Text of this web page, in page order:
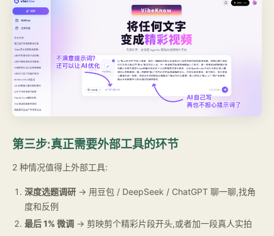
第三步:真正需要外部工具的环节
2 种情况值得上外部工具:
深度选题调研 → 用豆包 / DeepSeek / ChatGPT 聊一聊,找角
度和反例
最后 1% 微调 → 剪映剪个精彩片段开头,或者加一段真人实拍